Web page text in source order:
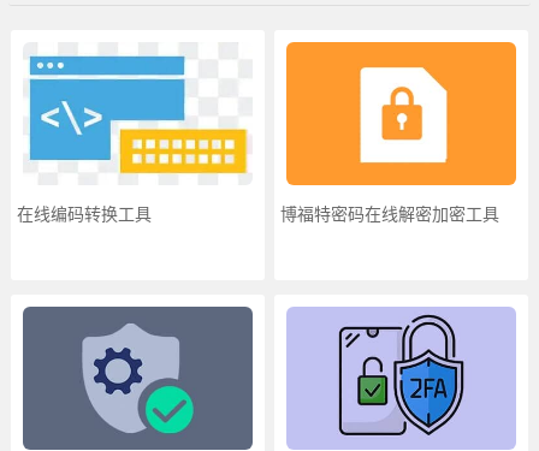
在线编码转换工具 博福特密码在线解密加密工具